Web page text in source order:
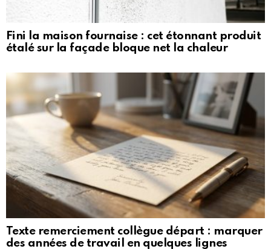
Fini la maison fournaise : cet étonnant produit
étalé sur la façade bloque net la chaleur
Texte remerciement collègue départ : marquer
des années de travail en quelques lignes